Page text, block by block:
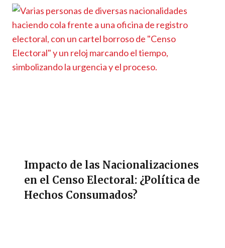
Impacto de las Nacionalizaciones
en el Censo Electoral: ¿Política de
Hechos Consumados?